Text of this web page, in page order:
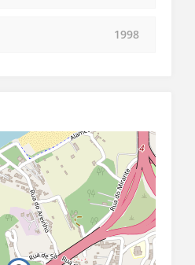
1998